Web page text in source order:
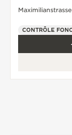
CONTRÔLE